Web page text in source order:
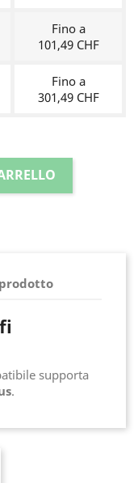
Fino a
101,49 CHF
Fino a
301,49 CHF
supporta
.